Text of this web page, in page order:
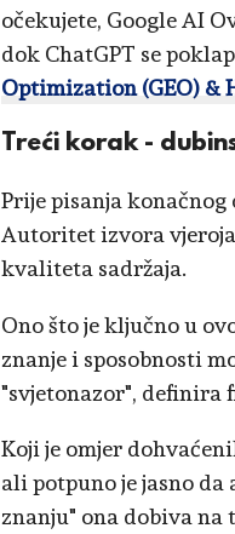
očekujete, Google AI
dok ChatGPT se
Optimization (GEO) &
Treći korak -
Prije pisanja
Autoritet izvora
kvaliteta sadržaja.
Ono što je ključno u
znanje i sposobnosti
"svjetonazor", definira
Koji je omjer
ali potpuno je jasno
znanju" ona dobiva na